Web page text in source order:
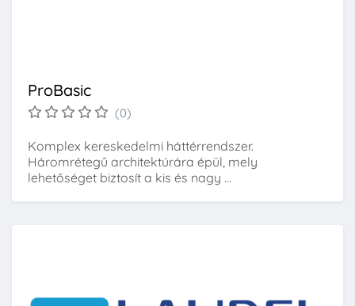
ProBasic
(0)
Komplex kereskedelmi háttérrendszer.
Háromrétegű architektúrára épül, mely
lehetőséget biztosít a kis és nagy ...